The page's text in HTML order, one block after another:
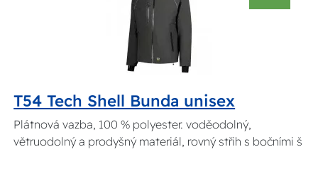
T54 Tech Shell Bunda unisex
Plátnová vazba, 100 % polyester. voděodolný,
větruodolný a prodyšný materiál, rovný střih s bočními š